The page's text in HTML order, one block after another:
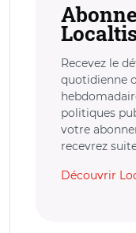
Recevez le
quotidienne
politiques
votre
recevrez
Découvrir